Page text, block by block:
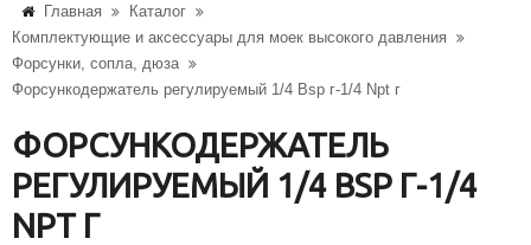
Главная
Каталог
Комплектующие и аксессуары для моек высокого давления
Форсунки, сопла, дюза
Форсункодержатель регулируемый 1/4 Bsp г-1/4 Npt г
ФОРСУНКОДЕРЖАТЕЛЬ
РЕГУЛИРУЕМЫЙ 1/4 BSP Г-1/4
NPT Г